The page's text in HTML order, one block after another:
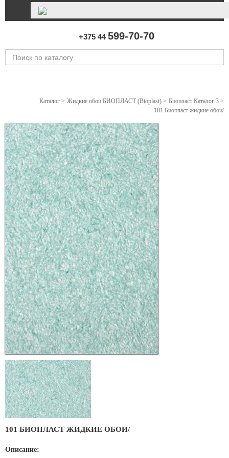
+375 44599-70-70
Каталог > Жидкие обои БИОПЛАСТ (Bioplast) > Биопласт Каталог 3 >
101 Биопласт жидкие обои/
101 БИОПЛАСТ ЖИДКИЕ ОБОИ/
Описание: